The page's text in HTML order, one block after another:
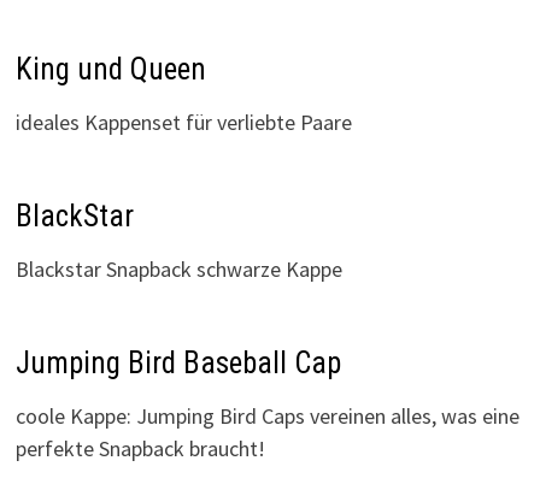
King und Queen
ideales Kappenset für verliebte Paare
BlackStar
Blackstar Snapback schwarze Kappe
Jumping Bird Baseball Cap
coole Kappe: Jumping Bird Caps vereinen alles, was eine
perfekte Snapback braucht!